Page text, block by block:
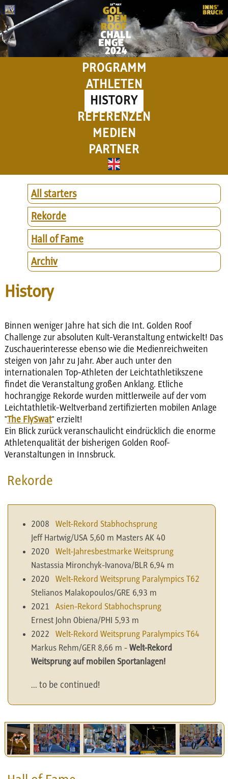
PROGRAMM
ATHLETEN
HISTORY
REFERENZEN
MEDIEN
PARTNER
All starters
Rekorde
Hall of Fame
Archiv
History
Binnen weniger Jahre hat sich die Int. Golden Roof
Challenge zur absoluten Kult-Veranstaltung entwickelt! Das
Zuschauerinteresse ebenso wie die Medienreichweiten
steigen von Jahr zu Jahr. Aber auch unter den
internationalen Top-Athleten der Leichtathletikszene
findet die Veranstaltung großen Anklang. Etliche
hochrangige Rekorde wurden mittlerweile auf der vom
Leichtathletik-Weltverband zertifizierten mobilen Anlage
"The FlySwat" erzielt!
Ein Blick zurück veranschaulicht eindrücklich die enorme
Athletenqualität der bisherigen Golden Roof-
Veranstaltungen in Innsbruck.
Rekorde
2008
Welt-Rekord Stabhochsprung
Jeff Hartwig/USA 5,60 m Masters AK 40
2020
Welt-Jahresbestmarke Weitsprung
Nastassia Mironchyk-Ivanova/BLR 6,94 m
2020
Welt-Rekord Weitsprung Paralympics T62
Stelianos Malakopoulos/GRE 6,93 m
2021
Asien-Rekord Stabhochsprung
Ernest John Obiena/PHI 5,93 m
2022
Welt-Rekord Weitsprung Paralympics T64
Markus Rehm/GER 8,66 m -Welt-Rekord
Weitsprung auf mobilen Sportanlagen!
... to be continued!